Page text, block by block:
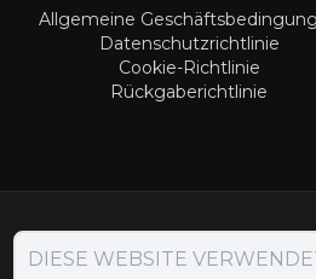
Allgemeine
Datenschutzrichtlinie
Cookie-Richtlinie
Rückgaberichtlinie
Zahlungsmethoden:
DIESE WEBSITE